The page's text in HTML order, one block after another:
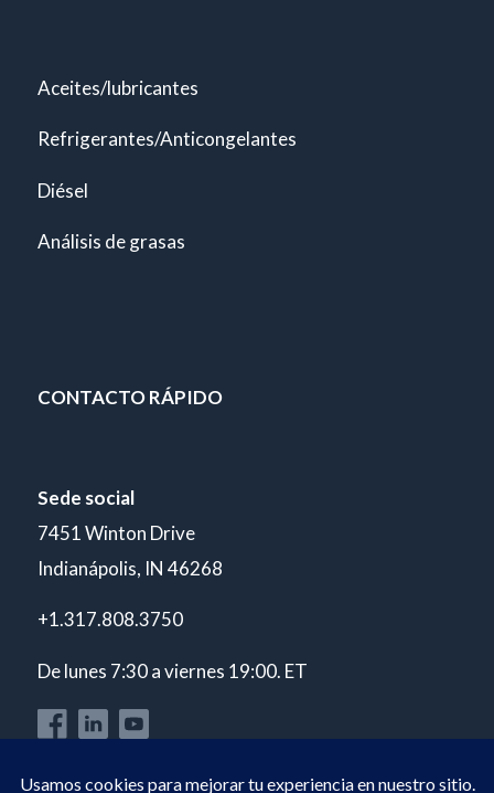
Aceites/lubricantes
Refrigerantes/Anticongelantes
Diésel
Análisis de grasas
CONTACTO RÁPIDO
Sede social
7451 Winton Drive
Indianápolis, IN 46268
+1.317.808.3750
De lunes 7:30 a viernes 19:00. ET